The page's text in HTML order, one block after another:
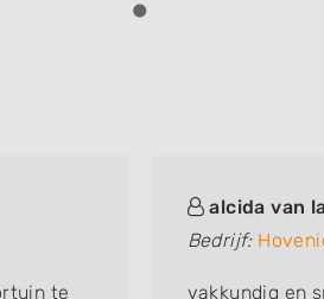
te
alcida van
Bedrijf:
vakkundig en